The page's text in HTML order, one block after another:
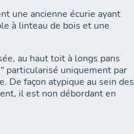
une ancienne écurie ayant
à linteau de bois et une
au haut toit à longs pans
particularisé uniquement par
De façon atypique au sein des
il est non débordant en